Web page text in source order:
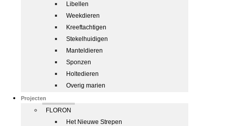
Libellen
Weekdieren
Kreeftachtigen
Stekelhuidigen
Manteldieren
Sponzen
Holtedieren
Overig marien
Projecten
FLORON
Het Nieuwe Strepen